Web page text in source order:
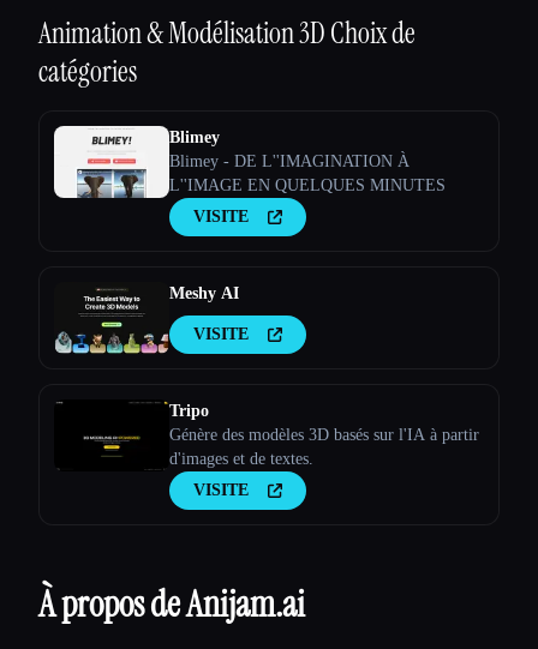
Animation & Modélisation 3DChoix de
catégories
Blimey
Blimey - DE L''IMAGINATION À
L''IMAGE EN QUELQUES MINUTES
VISITE
Meshy AI
VISITE
Tripo
Génère des modèles 3D basés sur l'IA à partir
d'images et de textes.
VISITE
À propos de Anijam.ai